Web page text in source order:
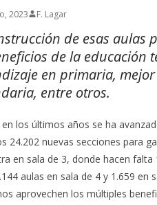
2023 F. Lagar
de esas
de la educación
en primaria,
entre otros.
los últimos años se ha
24.202 nuevas secciones para
en sala de 3, donde hacen
aulas en sala de 4 y 1.659 en
aprovechen los múltiples